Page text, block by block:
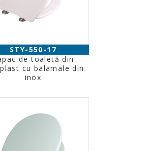
STY-550-17
de toaletă din
cu balamale din
inox